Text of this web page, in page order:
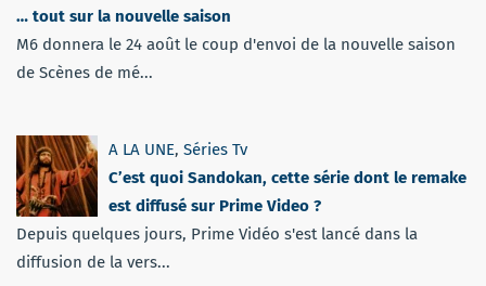
… tout sur la nouvelle saison
M6 donnera le 24 août le coup d'envoi de la nouvelle saison
de Scènes de mé...
A LA UNE, Séries Tv
C’est quoi Sandokan, cette série dont le remake
est diffusé sur Prime Video ?
Depuis quelques jours, Prime Vidéo s'est lancé dans la
diffusion de la vers...